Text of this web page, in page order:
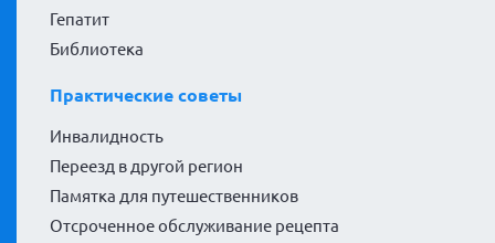
Гепатит
Библиотека
Практические советы
Инвалидность
Переезд в другой регион
Памятка для путешественников
Отсроченное обслуживание рецепта